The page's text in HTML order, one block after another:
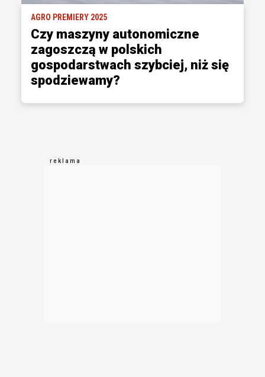
AGRO PREMIERY 2025
Czy maszyny autonomiczne
zagoszczą w polskich
gospodarstwach szybciej, niż się
spodziewamy?